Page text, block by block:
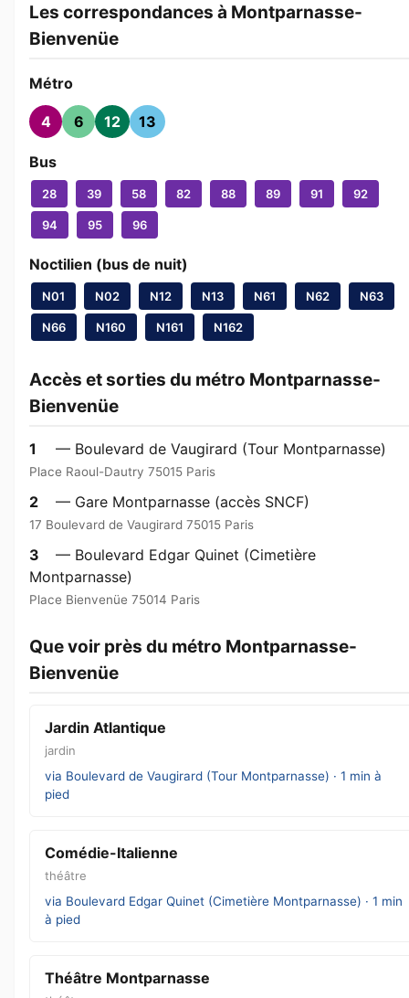
Les correspondances à Montparnasse-
Bienvenüe
Métro
4 6 12 13
Bus
28 39 58 82 88 89 91 92
94 95 96
Noctilien (bus de nuit)
N01 N02 N12 N13 N61 N62 N63
N66 N160 N161 N162
Accès et sorties du métro Montparnasse-
Bienvenüe
1 — Boulevard de Vaugirard (Tour Montparnasse)
Place Raoul-Dautry 75015 Paris
2 — Gare Montparnasse (accès SNCF)
17 Boulevard de Vaugirard 75015 Paris
3
— Boulevard Edgar Quinet (Cimetière
Montparnasse)
Place Bienvenüe 75014 Paris
Que voir près du métro Montparnasse-
Bienvenüe
Jardin Atlantique
jardin
via Boulevard de Vaugirard (Tour Montparnasse) · 1 min à
pied
Comédie-Italienne
théâtre
via Boulevard Edgar Quinet (Cimetière Montparnasse) · 1 min
à pied
Théâtre Montparnasse